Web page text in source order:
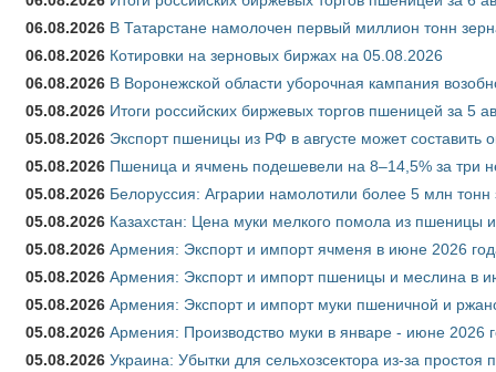
06.08.2026 В Татарстане намолочен первый миллион тонн
06.08.2026 Котировки на зерновых биржах на 05.08.2026
06.08.2026 В Воронежской области уборочная кампания
05.08.2026 Итоги российских биржевых торгов пшеницей за 5
05.08.2026 Экспорт пшеницы из РФ в августе может составить
05.08.2026 Пшеница и ячмень подешевели на 8–14,5% за три
05.08.2026 Белоруссия: Аграрии намолотили более 5 млн тонн
05.08.2026 Казахстан: Цена муки мелкого помола из пшеницы
05.08.2026 Армения: Экспорт и импорт ячменя в июне 2026
05.08.2026 Армения: Экспорт и импорт пшеницы и меслина в
05.08.2026 Армения: Экспорт и импорт муки пшеничной и
05.08.2026 Армения: Производство муки в январе - июне 2026
05.08.2026 Украина: Убытки для сельхозсектора из-за простоя